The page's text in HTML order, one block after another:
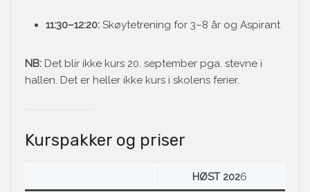
11:30–12:20: Skøytetrening for 3–8 år og Aspirant
NB: Det blir ikke kurs 20. september pga. stevne i
hallen. Det er heller ikke kurs i skolens ferier.
Kurspakker og priser
HØST 2026